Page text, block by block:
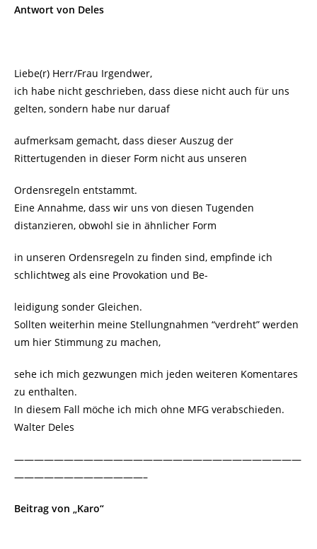
Antwort von Deles
Liebe(r) Herr/Frau Irgendwer,
ich habe nicht geschrieben, dass diese nicht auch für uns
gelten, sondern habe nur daruaf
aufmerksam gemacht, dass dieser Auszug der
Rittertugenden in dieser Form nicht aus unseren
Ordensregeln entstammt.
Eine Annahme, dass wir uns von diesen Tugenden
distanzieren, obwohl sie in ähnlicher Form
in unseren Ordensregeln zu finden sind, empfinde ich
schlichtweg als eine Provokation und Be-
leidigung sonder Gleichen.
Sollten weiterhin meine Stellungnahmen “verdreht” werden
um hier Stimmung zu machen,
sehe ich mich gezwungen mich jeden weiteren Komentares
zu enthalten.
In diesem Fall möche ich mich ohne MFG verabschieden.
Walter Deles
—————————————————————————————
—————————————–
Beitrag von „Karo“